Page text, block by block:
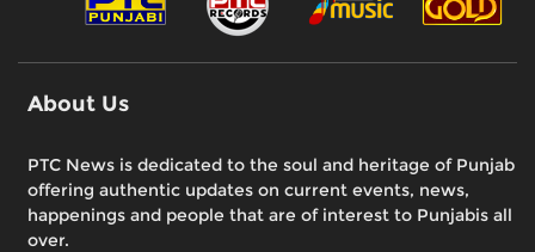
About Us
PTC News is dedicated to the soul and heritage of Punjab
offering authentic updates on current events, news,
happenings and people that are of interest to Punjabis all
over.